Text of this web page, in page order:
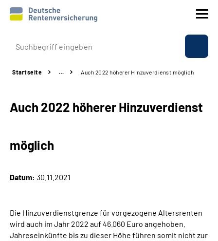
Prävention
Rente
Online-Services
Startseite … Auch 2022 höherer Hinzuverdienst möglich
Auch 2022 höherer Hinzuverdienst
möglich
Datum: 30.11.2021
Die Hinzuverdienstgrenze für vorgezogene Altersrenten
wird auch im Jahr 2022 auf 46.060 Euro angehoben.
Jahreseinkünfte bis zu dieser Höhe führen somit nicht zur